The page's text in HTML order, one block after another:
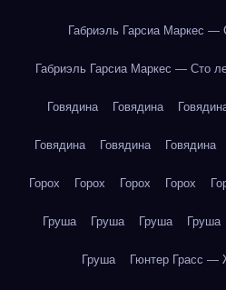
Габриэль Гарсиа Маркес —
Габриэль Гарсиа Маркес — Сто
Говядина Говядина
Говядина Говядина Говядина
Горох Горох Горох Горох
Груша Груша Груша Груша
Груша Гюнтер Грасс —